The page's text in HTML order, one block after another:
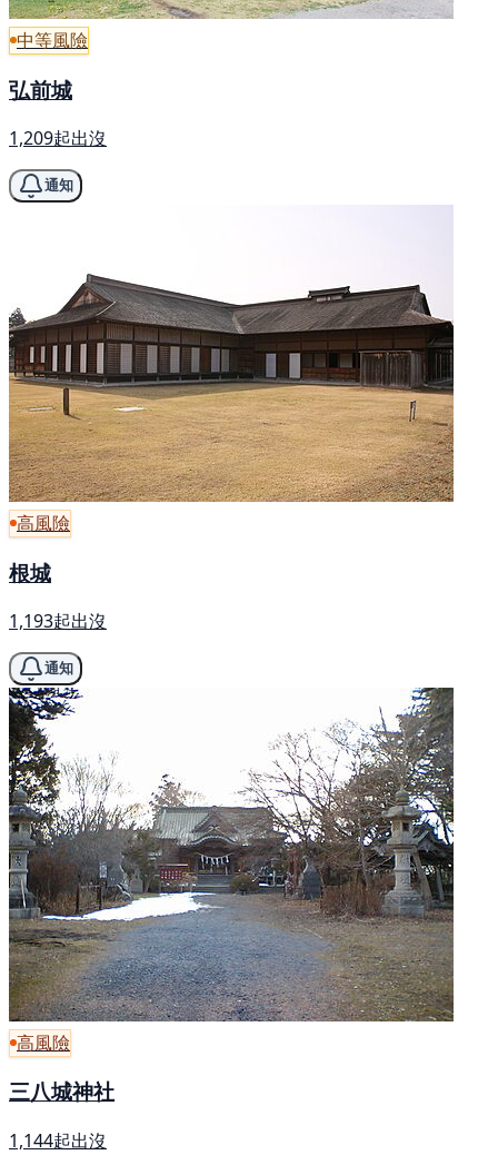
中等風險
弘前城
1,209起出沒
通知
高風險
根城
1,193起出沒
通知
高風險
三八城神社
1,144起出沒